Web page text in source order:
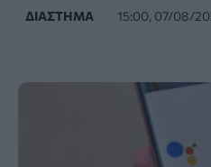
ΔΙΆΣΤΗΜΑ 15:00, 07/08/